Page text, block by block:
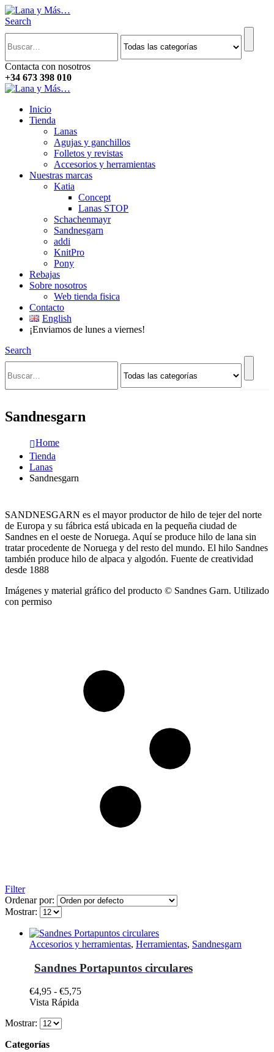
Search
Contacta con nosotros
+34 673 398 010
Inicio
Tienda
Lanas
Agujas y ganchillos
Folletos y revistas
Accesorios y herramientas
Nuestras marcas
Katia
Concept
Lanas STOP
Schachenmayr
Sandnesgarn
addi
KnitPro
Pony
Rebajas
Sobre nosotros
Web tienda fisica
Contacto
English
¡Enviamos de lunes a viernes!
Search
Sandnesgarn
Home
Tienda
Lanas
Sandnesgarn
SANDNESGARN es el mayor productor de hilo de tejer del norte
de Europa y su fábrica está ubicada en la pequeña ciudad de
Sandnes en el oeste de Noruega. Aquí se produce hilo de lana sin
tratar procedente de Noruega y del resto del mundo. El hilo Sandnes
también produce hilo de alpaca y algodón. Fuente de creatividad
desde 1888
Imágenes y material gráfico del producto © Sandnes Garn. Utilizado
con permiso
Filter
Ordenar por:
Mostrar:
Accesorios y herramientas, Herramientas, Sandnesgarn
Sandnes Portapuntos circulares
€4,95 - €5,75Rango
Este
tiene
variantes.
Vista Rápida
Mostrar:
Categorías